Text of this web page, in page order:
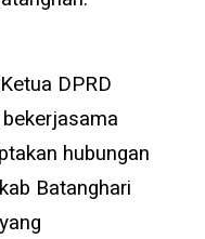
DPRD
hubungan
Batanghari